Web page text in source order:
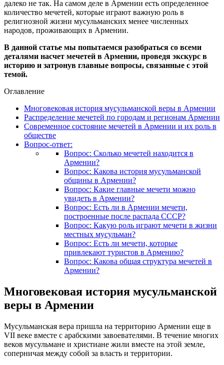
далеко не так. На самом деле в Армении есть определенное
количество мечетей, которые играют важную роль в
религиозной жизни мусульманских менее численных
народов, проживающих в Армении.
В данной статье мы попытаемся разобраться со всеми
деталями насчет мечетей в Армении, проведя экскурс в
историю и затронув главные вопросы, связанные с этой
темой.
Оглавление
Многовековая история мусульманской веры в Армении
Распределение мечетей по городам и регионам Армении
Современное состояние мечетей в Армении и их роль в
обществе
Вопрос-ответ:
Вопрос: Сколько мечетей находится в
Армении?
Вопрос: Какова история мусульманской
общины в Армении?
Вопрос: Какие главные мечети можно
увидеть в Армении?
Вопрос: Есть ли в Армении мечети,
построенные после распада СССР?
Вопрос: Какую роль играют мечети в жизни
местных мусульман?
Вопрос: Есть ли мечети, которые
привлекают туристов в Армению?
Вопрос: Какова общая структура мечетей в
Армении?
Многовековая история мусульманской
веры в Армении
Мусульманская вера пришла на территорию Армении еще в
VII веке вместе с арабскими завоевателями. В течение многих
веков мусульмане и христиане жили вместе на этой земле,
соперничая между собой за власть и территории.